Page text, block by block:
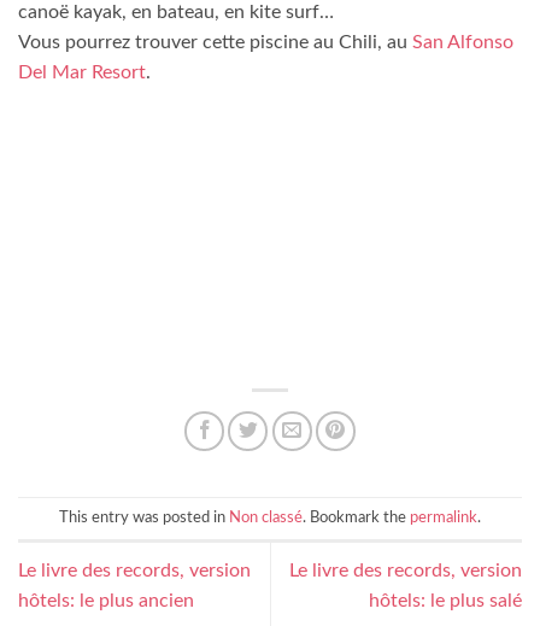
canoë kayak, en bateau, en kite surf…
Vous pourrez trouver cette piscine au Chili, au San Alfonso
Del Mar Resort.
This entry was posted in Non classé. Bookmark the permalink.
Le livre des records, version
hôtels: le plus ancien
Le livre des records, version
hôtels: le plus salé